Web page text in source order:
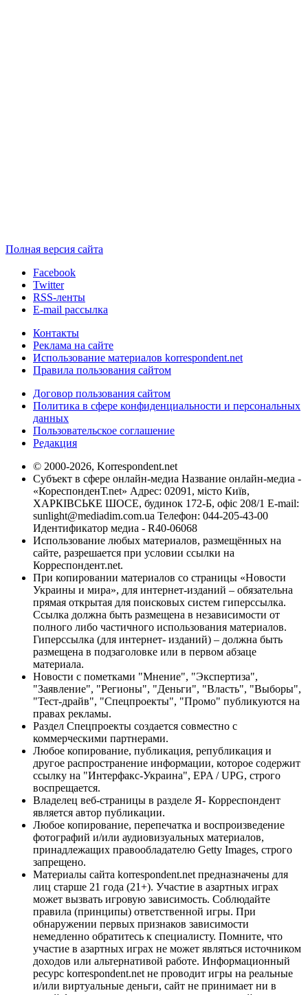
Полная версия сайта
Facebook
Twitter
RSS-ленты
E-mail рассылка
Контакты
Реклама на сайте
Использование материалов korrespondent.net
Правила пользования сайтом
Договор пользования сайтом
Политика в сфере конфиденциальности и персональных
данных
Пользовательское соглашение
Редакция
© 2000-2026, Korrespondent.net
Субъект в сфере онлайн-медиа Название онлайн-медиа -
«КореспонденТ.net» Адрес: 02091, місто Київ,
ХАРКІВСЬКЕ ШОСЕ, будинок 172-Б, офіс 208/1 E-mail:
sunlight@mediadim.com.ua Телефон: 044-205-43-00
Идентификатор медиа - R40-06068
Использование любых материалов, размещённых на
сайте, разрешается при условии ссылки на
Корреспондент.net.
При копировании материалов со страницы «Новости
Украины и мира», для интернет-изданий – обязательна
прямая открытая для поисковых систем гиперссылка.
Ссылка должна быть размещена в независимости от
полного либо частичного использования материалов.
Гиперссылка (для интернет- изданий) – должна быть
размещена в подзаголовке или в первом абзаце
материала.
Новости с пометками "Мнение", "Экспертиза",
"Заявление", "Регионы", "Деньги", "Власть", "Выборы",
"Тест-драйв", "Спецпроекты", "Промо" публикуются на
правах рекламы.
Раздел Спецпроекты создается совместно с
коммерческими партнерами.
Любое копирование, публикация, републикация и
другое распространение информации, которое содержит
ссылку на "Интерфакс-Украина", EPA / UPG, строго
воспрещается.
Владелец веб-страницы в разделе Я- Корреспондент
является автор публикации.
Любое копирование, перепечатка и воспроизведение
фотографий и/или аудиовизуальных материалов,
принадлежащих правообладателю Getty Images, строго
запрещено.
Материалы сайта korrespondent.net предназначены для
лиц старше 21 года (21+). Участие в азартных играх
может вызвать игровую зависимость. Соблюдайте
правила (принципы) ответственной игры. При
обнаружении первых признаков зависимости
немедленно обратитесь к специалисту. Помните, что
участие в азартных играх не может являться источником
доходов или альтернативой работе. Информационный
ресурс korrespondent.net не проводит игры на реальные
и/или виртуальные деньги, сайт не принимает ни в